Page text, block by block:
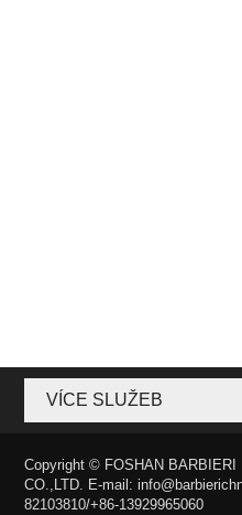
VÍCE SLUŽEB
Copyright © FOSHAN BARBIERI
CO.,LTD. E-mail:
82103810/+86-13929965060